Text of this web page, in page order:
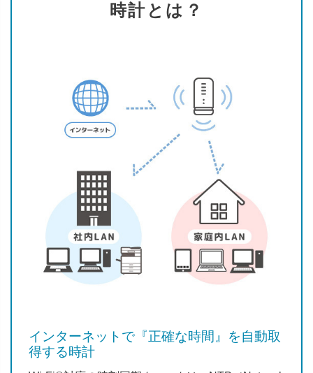
時計とは？
インターネットで『正確な時間』を自動取
得する時計